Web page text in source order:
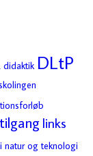
didaktik DLtP
links
natur og teknologi